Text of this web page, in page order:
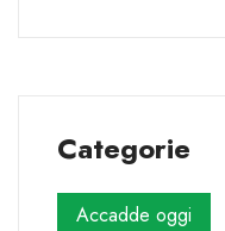
Categorie
Accadde oggi